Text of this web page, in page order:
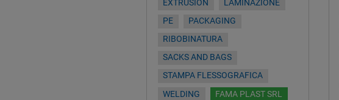
EXTRUSION
LAMINAZIONE
PE
PACKAGING
RIBOBINATURA
SACKS AND BAGS
STAMPA FLESSOGRAFICA
WELDING
FAMA PLAST SRL